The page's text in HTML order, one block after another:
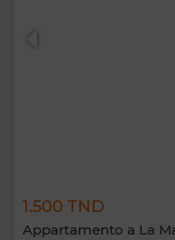
1.500 TND
Appartamento a La